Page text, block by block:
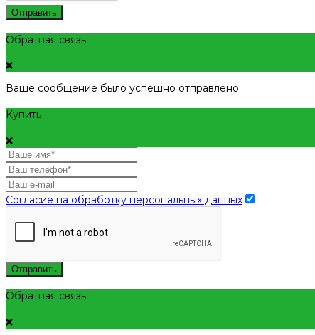
Отправить
Обратная связь
Ваше сообщение было успешно отправлено
Купить
Согласие на обработку персональных данных
Отправить
Обратная связь